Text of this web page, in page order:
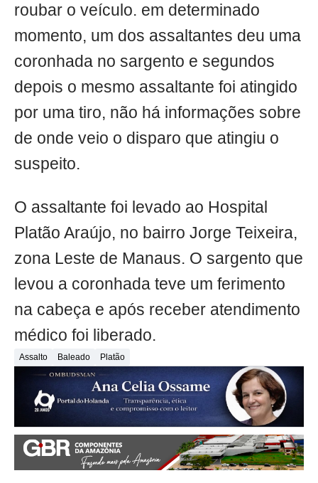
roubar o veículo. em determinado
momento, um dos assaltantes deu uma
coronhada no sargento e segundos
depois o mesmo assaltante foi atingido
por uma tiro, não há informações sobre
de onde veio o disparo que atingiu o
suspeito.
O assaltante foi levado ao Hospital
Platão Araújo, no bairro Jorge Teixeira,
zona Leste de Manaus. O sargento que
levou a coronhada teve um ferimento
na cabeça e após receber atendimento
médico foi liberado.
Assalto Baleado Platão